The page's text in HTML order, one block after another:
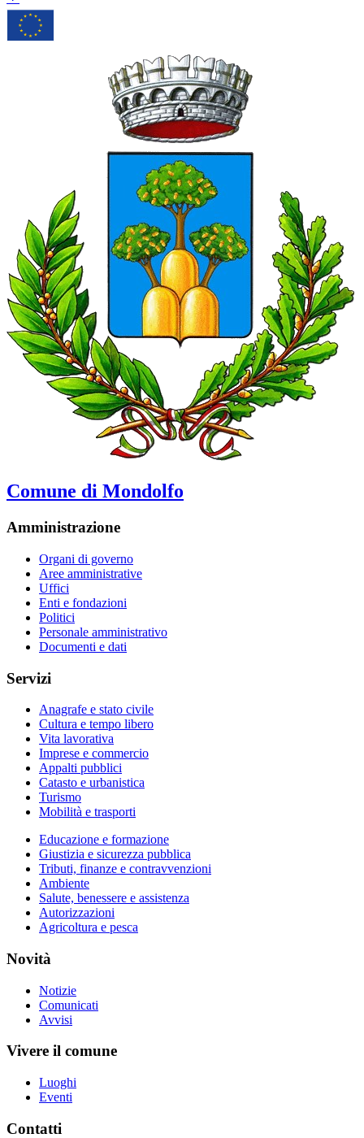
Comune di Mondolfo
Amministrazione
Organi di governo
Aree amministrative
Uffici
Enti e fondazioni
Politici
Personale amministrativo
Documenti e dati
Servizi
Anagrafe e stato civile
Cultura e tempo libero
Vita lavorativa
Imprese e commercio
Appalti pubblici
Catasto e urbanistica
Turismo
Mobilità e trasporti
Educazione e formazione
Giustizia e sicurezza pubblica
Tributi, finanze e contravvenzioni
Ambiente
Salute, benessere e assistenza
Autorizzazioni
Agricoltura e pesca
Novità
Notizie
Comunicati
Avvisi
Vivere il comune
Luoghi
Eventi
Contatti